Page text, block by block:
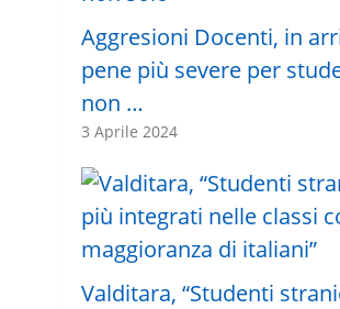
Aggresioni Docenti, in
pene più severe per
non …
3 Aprile 2024
Valditara, “Studenti